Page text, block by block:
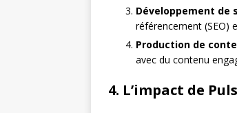
Développement de
référencement (SEO)
Production de
avec du contenu
4. L’impact de